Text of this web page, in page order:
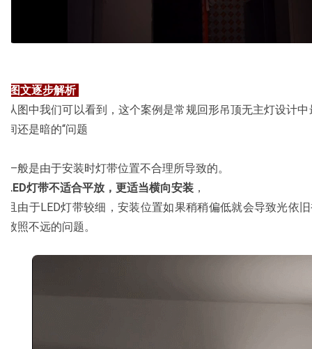
图文逐步解析
从图中我们可以看到，这个案例是常规回形吊顶无主灯设计
间还是暗的“问题
一般是由于安装时灯带位置不合理所导致的。
LED灯带不适合平放，更适当横向安装 ，
且由于LED灯带较细，安装位置如果稍稍偏低就会导致光依
致照不远的问题。